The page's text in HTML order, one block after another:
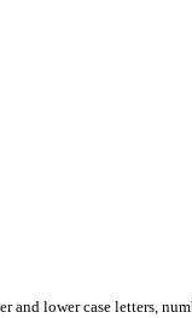
and lower case letters,